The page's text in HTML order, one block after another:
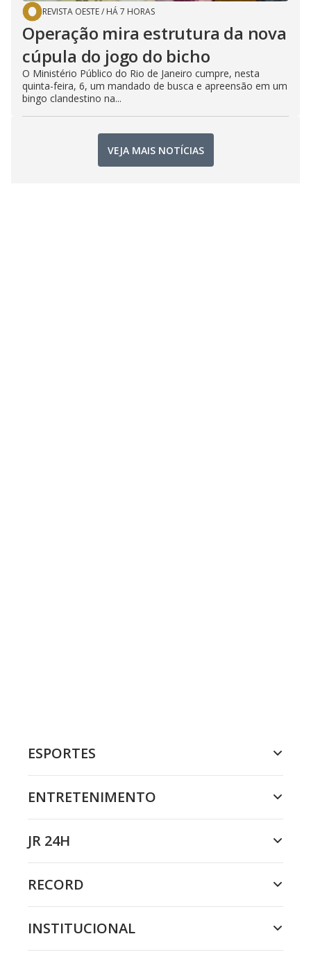
REVISTA OESTE/ HÁ 7 HORAS
Operação mira estrutura da nova
cúpula do jogo do bicho
O Ministério Público do Rio de Janeiro cumpre, nesta
quinta-feira, 6, um mandado de busca e apreensão em um
bingo clandestino na...
VEJA MAIS NOTÍCIAS
ESPORTES
ENTRETENIMENTO
JR 24H
RECORD
INSTITUCIONAL